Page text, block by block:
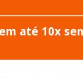
até 10x